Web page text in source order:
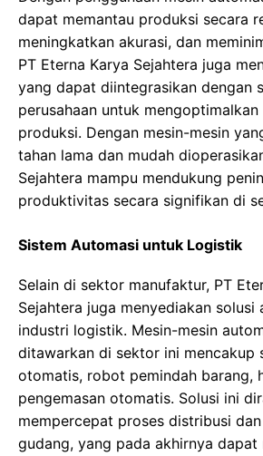
dapat memantau produksi secara
meningkatkan akurasi, dan
PT Eterna Karya Sejahtera juga
yang dapat diintegrasikan dengan
perusahaan untuk
produksi. Dengan mesin-mesin
tahan lama dan mudah
Sejahtera mampu mendukung
produktivitas secara signifikan di
Sistem Automasi untuk Logistik
Selain di sektor manufaktur, PT
Sejahtera juga menyediakan solusi
industri logistik. Mesin-mesin
ditawarkan di sektor ini mencakup
otomatis, robot pemindah barang,
pengemasan otomatis. Solusi ini
mempercepat proses distribusi
gudang, yang pada akhirnya dapat